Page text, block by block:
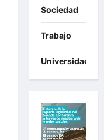
Sociedad
Trabajo
Universidades